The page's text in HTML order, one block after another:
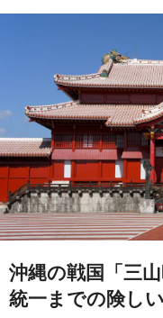
沖縄の戦国「三
統一までの険し